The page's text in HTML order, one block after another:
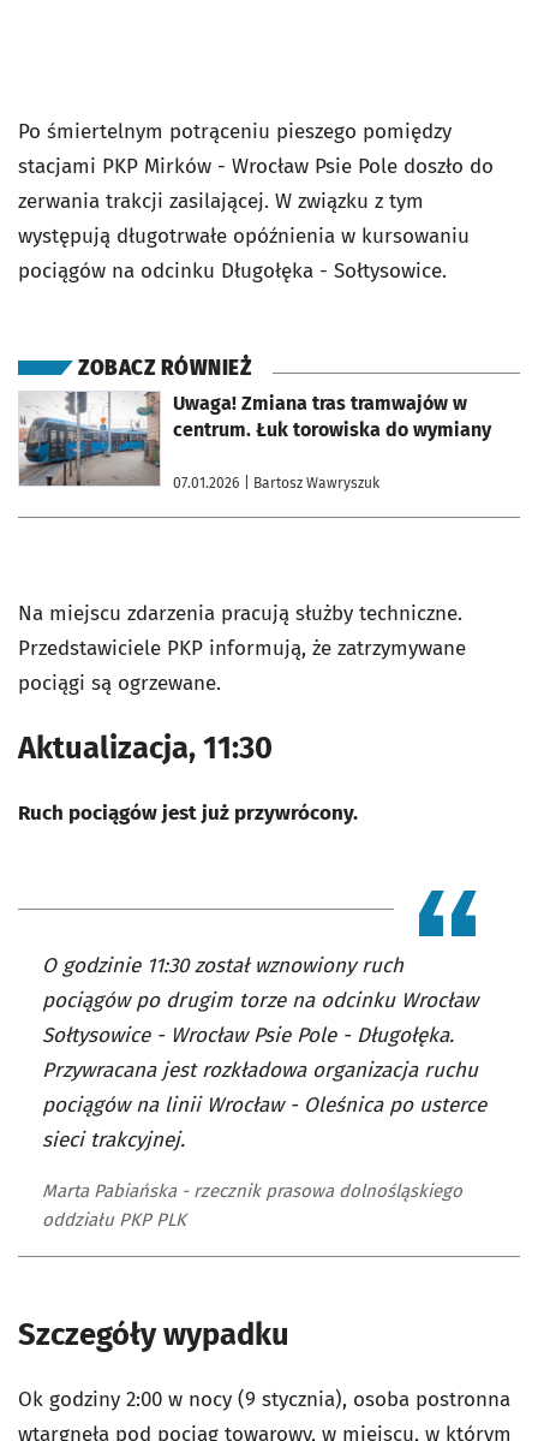
Po śmiertelnym potrąceniu pieszego pomiędzy
stacjami PKP Mirków - Wrocław Psie Pole doszło do
zerwania trakcji zasilającej. W związku z tym
występują długotrwałe opóźnienia w kursowaniu
pociągów na odcinku Długołęka - Sołtysowice.
ZOBACZ RÓWNIEŻ
Uwaga! Zmiana tras tramwajów w
centrum. Łuk torowiska do wymiany
07.01.2026 | Bartosz Wawryszuk
otworzy się w nowej karcie
Na miejscu zdarzenia pracują służby techniczne.
Przedstawiciele PKP informują, że zatrzymywane
pociągi są ogrzewane.
Aktualizacja, 11:30
Ruch pociągów jest już przywrócony.
O godzinie 11:30 został wznowiony ruch
pociągów po drugim torze na odcinku Wrocław
Sołtysowice - Wrocław Psie Pole - Długołęka.
Przywracana jest rozkładowa organizacja ruchu
pociągów na linii Wrocław - Oleśnica po usterce
sieci trakcyjnej.
Marta Pabiańska - rzecznik prasowa dolnośląskiego
oddziału PKP PLK
Szczegóły wypadku
Ok godziny 2:00 w nocy (9 stycznia), osoba postronna
wtargnęła pod pociąg towarowy, w miejscu, w którym